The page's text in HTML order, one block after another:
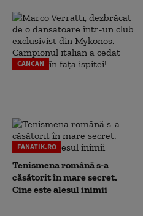
CANCAN
FANATIK.RO
Tenismena română s-a
căsătorit în mare secret.
Cine este alesul inimii